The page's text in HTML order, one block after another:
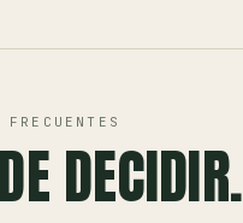
FRECUENTES
DECIDIR.